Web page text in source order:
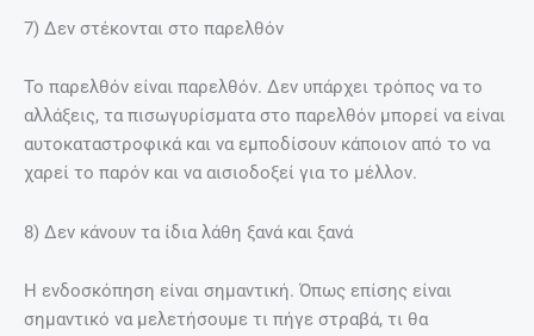
7) Δεν στέκονται στο παρελθόν
Το παρελθόν είναι παρελθόν. Δεν υπάρχει τρόπος να το
αλλάξεις, τα πισωγυρίσματα στο παρελθόν μπορεί να είναι
αυτοκαταστροφικά και να εμποδίσουν κάποιον από το να
χαρεί το παρόν και να αισιοδοξεί για το μέλλον.
8) Δεν κάνουν τα ίδια λάθη ξανά και ξανά
Η ενδοσκόπηση είναι σημαντική. Όπως επίσης είναι
σημαντικό να μελετήσουμε τι πήγε στραβά, τι θα